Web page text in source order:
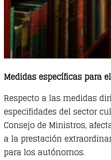
Medidas específicas para
Respecto a las medidas
especifidades del sector
Consejo de Ministros,
a la prestación
para los autónomos.